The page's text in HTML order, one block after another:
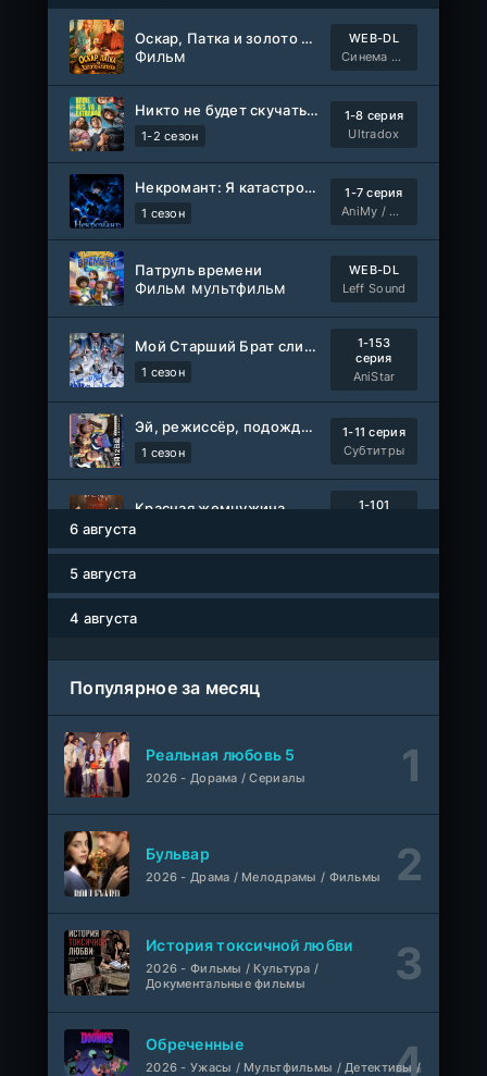
Оскар, Патка и золото Балтики
Фильм
WEB-DL
Синема УС
Никто не будет скучать по нам
1-2 сезон
1-8 серия
Ultradox
Некромант: Я катастрофа
1 сезон
1-7 серия
AniMy / RuChiMe
Патруль времени
Фильм мультфильм
WEB-DL
Leff Sound
Мой Старший Брат слишком стабилен
1 сезон
1-153
серия
AniStar
Эй, режиссёр, подождите!
1 сезон
1-11 серия
Субтитры
Красная жемчужина
1-101
1-8 серия
Власть в ночном городе. Книга третья: Юность Кэнена
1-5 сезон
Фильм
Любовь на розлив
WEB-Rip
Ольмо
WEB-Rip
6 августа
5 августа
4 августа
Популярное за месяц
Реальная любовь 5
2026 - Дорама / Сериалы
Бульвар
2026 - Драма / Мелодрамы / Фильмы
История токсичной любви
2026 - Фильмы / Культура /
Документальные фильмы
Обреченные
2026 - Ужасы / Мультфильмы / Детективы /